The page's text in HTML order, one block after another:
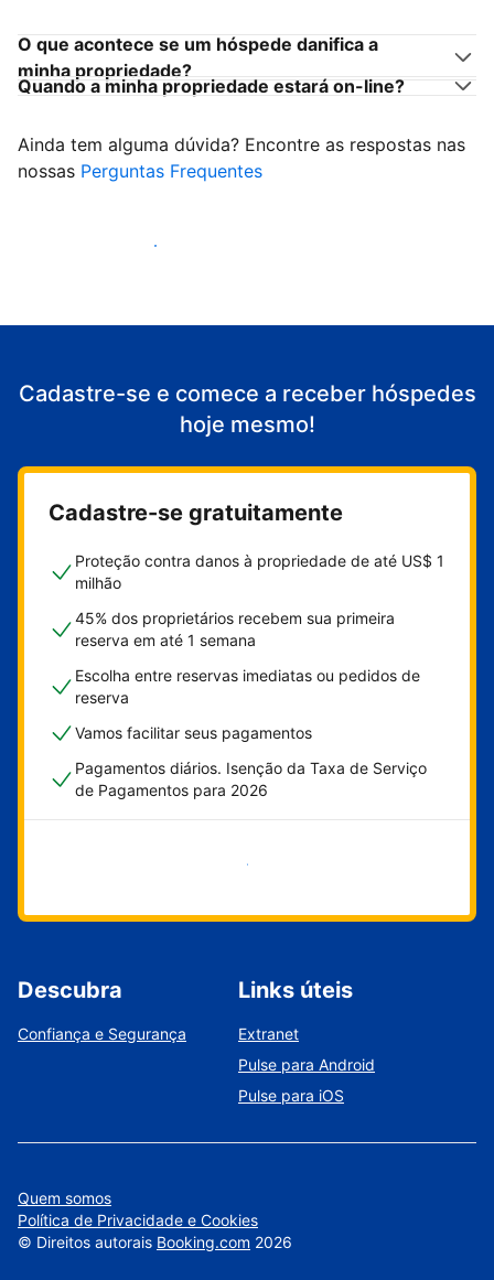
O que acontece se um hóspede danifica a
minha propriedade?
Quando a minha propriedade estará on-line?
Ainda tem alguma dúvida? Encontre as respostas nas
nossas Perguntas Frequentes
Comece a receber hóspedes
Cadastre-se e comece a receber hóspedes
hoje mesmo!
Cadastre-se gratuitamente
Proteção contra danos à propriedade de até US$ 1
milhão
45% dos proprietários recebem sua primeira
reserva em até 1 semana
Escolha entre reservas imediatas ou pedidos de
reserva
Vamos facilitar seus pagamentos
Pagamentos diários. Isenção da Taxa de Serviço
de Pagamentos para 2026
Comece agora
Descubra
Confiança e Segurança
Links úteis
Extranet
Pulse para Android
Pulse para iOS
Quem somos
Política de Privacidade e Cookies
© Direitos autorais Booking.com 2026